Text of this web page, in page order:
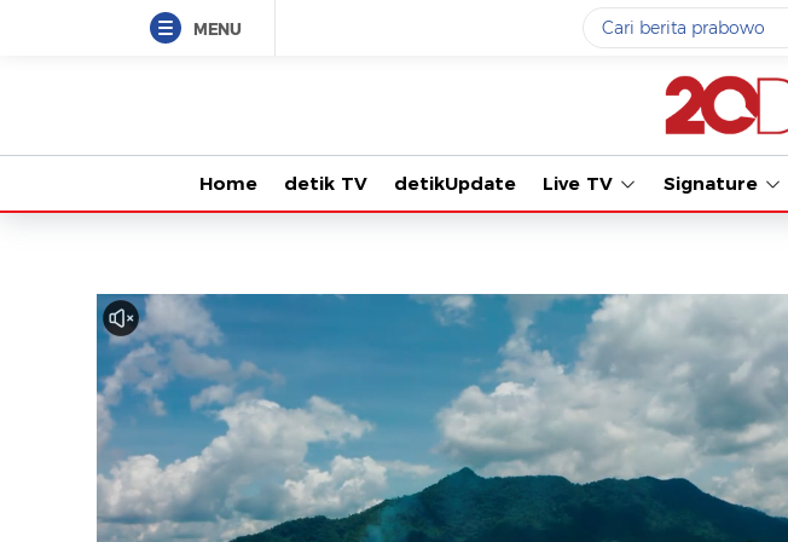
MENU
Yang sedang ramai
data live draw sgp
#3prabowo
#5demo
Promoted
Terakhir yang dicari
Loading...
Home detik TV detikUpdate Live TV Signature